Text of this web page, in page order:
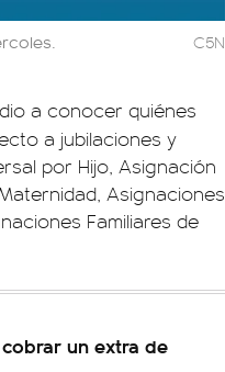
C5N
dio a conocer quiénes
a jubilaciones y
por Hijo, Asignación
Asignaciones
Familiares de
un extra de